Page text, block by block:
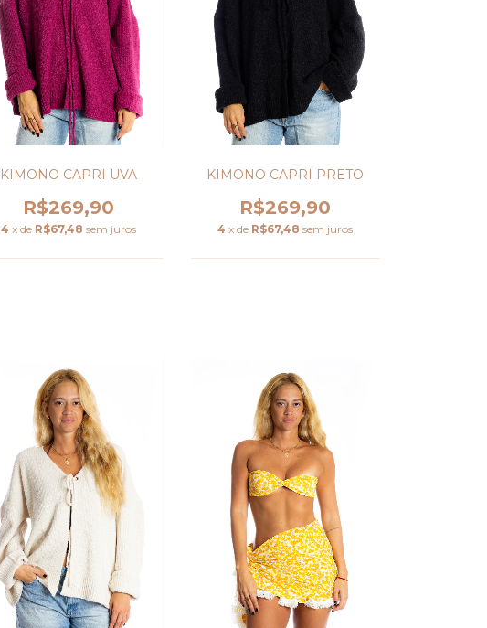
KIMONO CAPRI UVA
R$269,90
4 x de R$67,48 sem juros
KIMONO CAPRI PRETO
R$269,90
4 x de R$67,48 sem juros